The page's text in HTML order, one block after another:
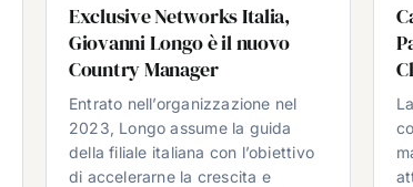
Exclusive Networks Italia,
Giovanni Longo è il nuovo
Country Manager
Entrato nell’organizzazione nel
2023, Longo assume la guida
della filiale italiana con l’obiettivo
di accelerarne la crescita e